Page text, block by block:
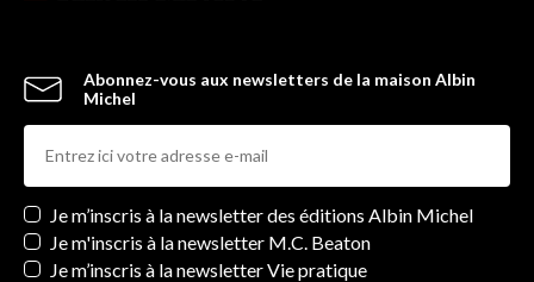
Abonnez-vous aux newsletters de la maison Albin
Michel
Newsletters
Je m’inscris à la newsletter des éditions Albin Michel
Je m'inscris à la newsletter M.C. Beaton
Je m’inscris à la newsletter Vie pratique